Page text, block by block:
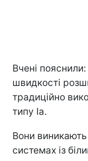
Вчені
швидкості
традиційно
типу Ia.
Вони
системах із